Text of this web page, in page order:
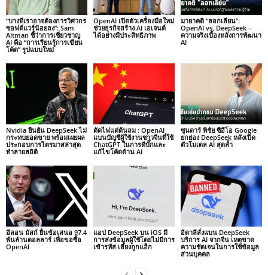
“บางทีเราอาจต้องการวิศวกร
ซอฟต์แวร์น้อยลง”: Sam
Altman ชี้ว่าการเชี่ยวชาญ
AI คือ “การเรียนรู้การเขียน
โค้ด” รูปแบบใหม่
OpenAI เปิดตัวเครื่องมือใหม่
ช่วยธุรกิจสร้าง AI เอเจนต์
ได้อย่างมีประสิทธิภาพ
มายาคติ “ลอกเลียน”:
OpenAI vs. DeepSeek –
ความจริงเบื้องหลังการพัฒนา
AI
Nvidia ยืนยัน DeepSeek ไม่
กระทบยอดขาย พร้อมเผยผล
ประกอบการไตรมาสล่าสุด
ทำลายสถิติ
ตัดไฟแต่ต้นลม : OpenAI
แบนบัญชีผู้ใช้งานชาวจีนที่ใช้
ChatGPT ในการดีบั๊กและ
แก้ไขโค้ดด้าน AI
ซุนดาร์ พิชัย ซีอีโอ Google
ยกย่อง DeepSeek หลังเปิด
ตัวโมเดล AI สุดล้ำ
อีลอน มัสก์ ยื่นข้อเสนอ 97.4
พันล้านดอลลาร์ เพื่อขอซื้อ
OpenAI
แอป DeepSeek บน iOS มี
การส่งข้อมูลผู้ใช้โดยไม่มีการ
เข้ารหัส เสี่ยงถูกแฮ็ก
อิตาลีสั่งแบน DeepSeek
บริการ AI จากจีน เหตุขาด
ความชัดเจนในการใช้ข้อมูล
ส่วนบุคคล